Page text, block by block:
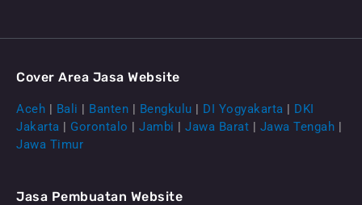
Cover Area Jasa Website
Aceh | Bali | Banten | Bengkulu | DI Yogyakarta | DKI
Jakarta | Gorontalo | Jambi | Jawa Barat | Jawa Tengah |
Jawa Timur
Jasa Pembuatan Website